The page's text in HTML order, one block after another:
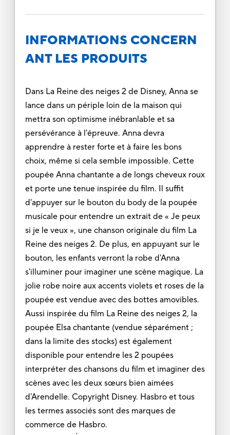
INFORMATIONS CONCERN
ANT LES PRODUITS
Dans La Reine des neiges 2 de Disney, Anna se
lance dans un périple loin de la maison qui
mettra son optimisme inébranlable et sa
persévérance à l'épreuve. Anna devra
apprendre à rester forte et à faire les bons
choix, même si cela semble impossible. Cette
poupée Anna chantante a de longs cheveux roux
et porte une tenue inspirée du film. Il suffit
d'appuyer sur le bouton du body de la poupée
musicale pour entendre un extrait de « Je peux
si je le veux », une chanson originale du film La
Reine des neiges 2. De plus, en appuyant sur le
bouton, les enfants verront la robe d'Anna
s'illuminer pour imaginer une scène magique. La
jolie robe noire aux accents violets et roses de la
poupée est vendue avec des bottes amovibles.
Aussi inspirée du film La Reine des neiges 2, la
poupée Elsa chantante (vendue séparément ;
dans la limite des stocks) est également
disponible pour entendre les 2 poupées
interpréter des chansons du film et imaginer des
scènes avec les deux sœurs bien aimées
d'Arendelle. Copyright Disney. Hasbro et tous
les termes associés sont des marques de
commerce de Hasbro.